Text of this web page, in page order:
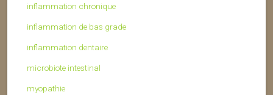
inflammation chronique
inflammation de bas grade
inflammation dentaire
microbiote intestinal
myopathie